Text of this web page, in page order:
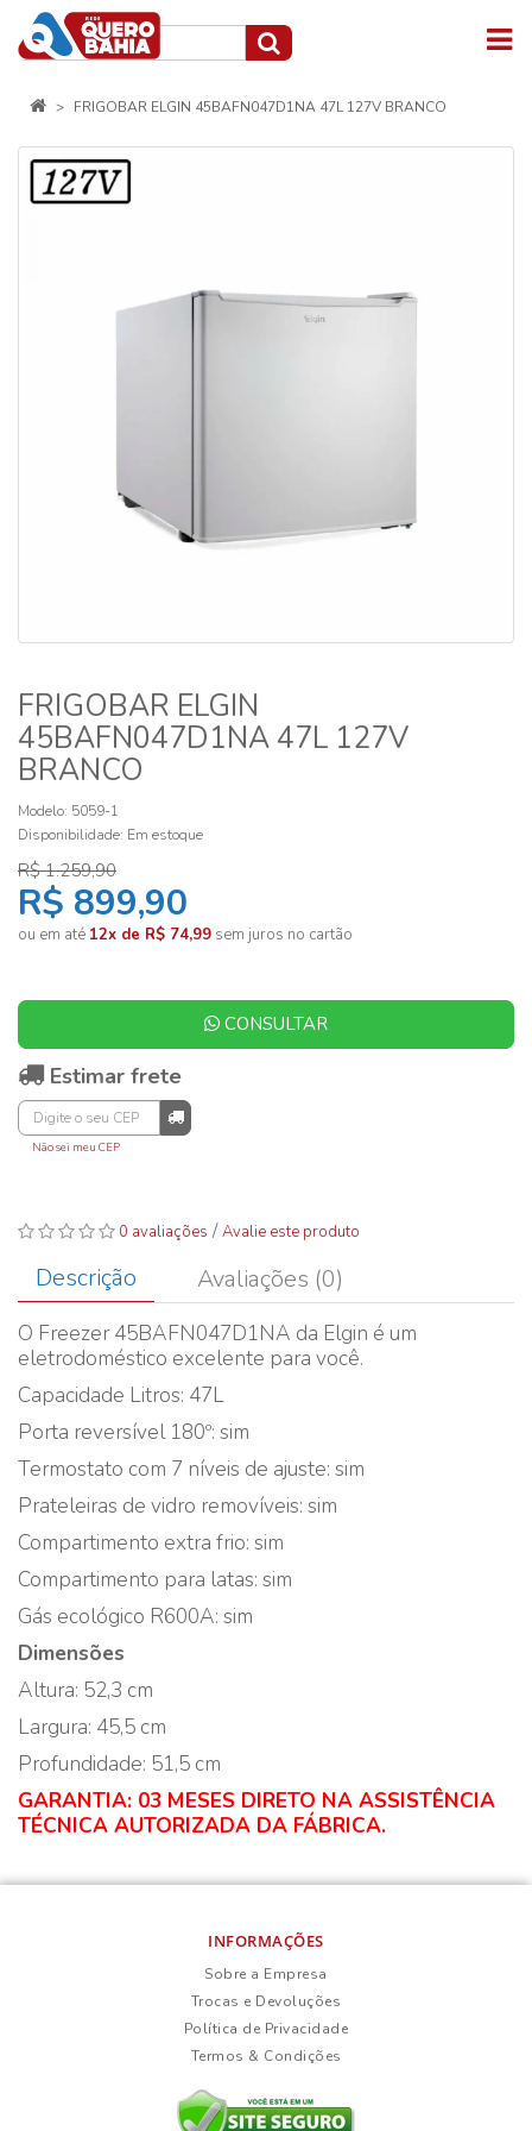
FRIGOBAR ELGIN 45BAFN047D1NA 47L 127V BRANCO
FRIGOBAR ELGIN
45BAFN047D1NA 47L 127V
BRANCO
Modelo: 5059-1
Disponibilidade: Em estoque
R$ 1.259,90
R$ 899,90
ou em até 12x de R$ 74,99 sem juros no cartão
CONSULTAR
Estimar frete
Não sei meu CEP
0 avaliações /Avalie este produto
Descrição Avaliações (0)
O Freezer 45BAFN047D1NA da Elgin é um
eletrodoméstico excelente para você.
Capacidade Litros: 47L
Porta reversível 180º: sim
Termostato com 7 níveis de ajuste: sim
Prateleiras de vidro removíveis: sim
Compartimento extra frio: sim
Compartimento para latas: sim
Gás ecológico R600A: sim
Dimensões
Altura: 52,3 cm
Largura: 45,5 cm
Profundidade: 51,5 cm
GARANTIA: 03 MESES DIRETO NA ASSISTÊNCIA
TÉCNICA AUTORIZADA DA FÁBRICA.
INFORMAÇÕES
Sobre a Empresa
Trocas e Devoluções
Política de Privacidade
Termos & Condições